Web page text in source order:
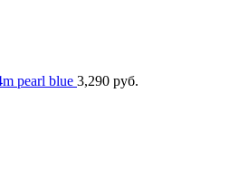
pearl blue 3,290 руб.